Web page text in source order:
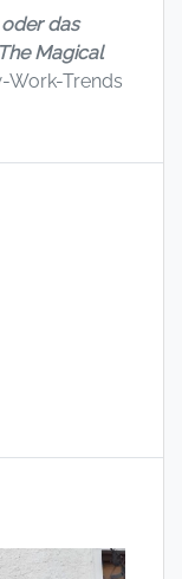
das
Magical
Work-Trends